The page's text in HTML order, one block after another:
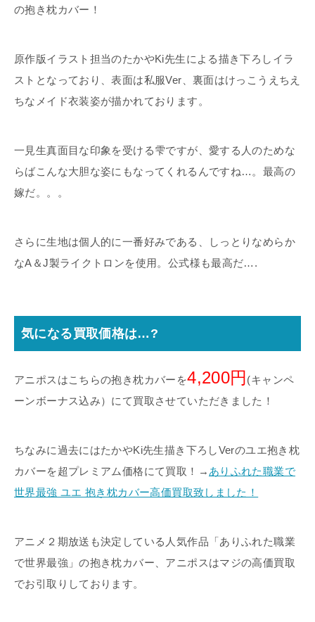
の抱き枕カバー！
原作版イラスト担当のたかやKi先生による描き下ろしイラ
ストとなっており、表面は私服Ver、裏面はけっこうえちえ
ちなメイド衣装姿が描かれております。
一見生真面目な印象を受ける雫ですが、愛する人のためな
らばこんな大胆な姿にもなってくれるんですね…。最高の
嫁だ。。。
さらに生地は個人的に一番好みである、しっとりなめらか
なA＆J製ライクトロンを使用。公式様も最高だ….
気になる買取価格は…?
アニポスはこちらの抱き枕カバーを4,200円 (キャンペ
ーンボーナス込み）にて買取させていただきました！
ちなみに過去にはたかやKi先生描き下ろしVerのユエ抱き枕
カバーを超プレミアム価格にて買取！→ ありふれた職業で
世界最強 ユエ 抱き枕カバー高価買取致しました！
アニメ２期放送も決定している人気作品「ありふれた職業
で世界最強」の抱き枕カバー、アニポスはマジの高価買取
でお引取りしております。